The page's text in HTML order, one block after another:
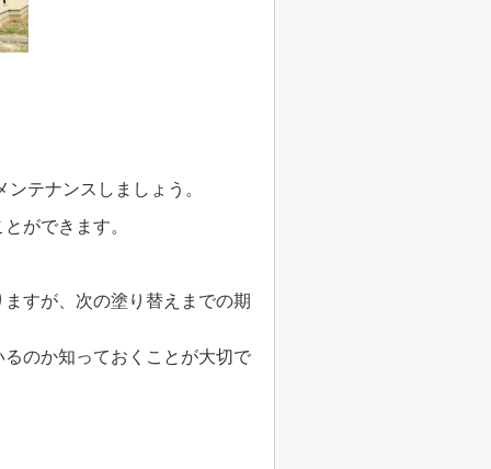
ンテナンスしましょう。
ができます。
すが、次の塗り替えまでの期
のか知っておくことが大切で